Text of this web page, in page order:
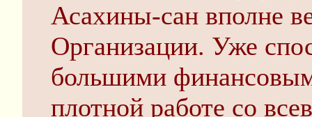
Асахины-сан вполне
Организации. Уже
большими
плотной работе со